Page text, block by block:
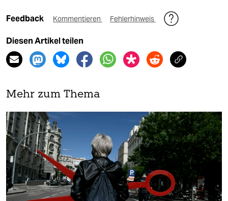
Feedback Kommentieren Fehlerhinweis
Diesen Artikel teilen
Mehr zum Thema